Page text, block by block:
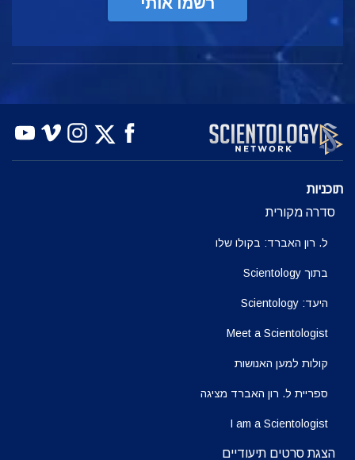
תוכניות
סדרה מקורית
ל. רון האברד: בקולו שלו
בתוך Scientology
היעד: Scientology
Meet a Scientologist
קולות למען האנושות
ספריית ל. רון האברד מציגה
I am a Scientologist
הצגת סרטים תיעודיים